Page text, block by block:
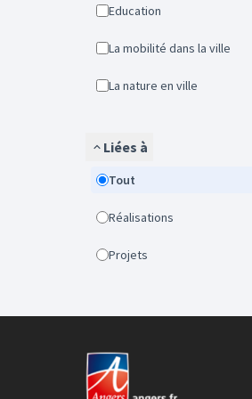
Education
La mobilité dans la ville
La nature en ville
Liées à
Tout
Réalisations
Projets